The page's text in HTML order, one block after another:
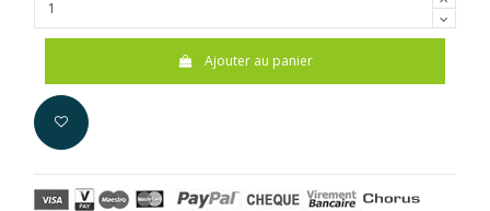
Ajouter au panier